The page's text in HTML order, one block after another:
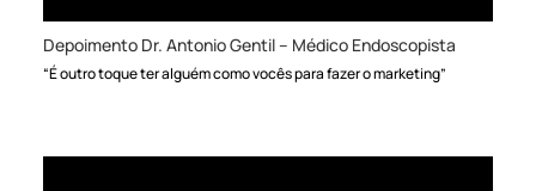
Depoimento Dr. Antonio Gentil – Médico Endoscopista
“É outro toque ter alguém como vocês para fazer o marketing”